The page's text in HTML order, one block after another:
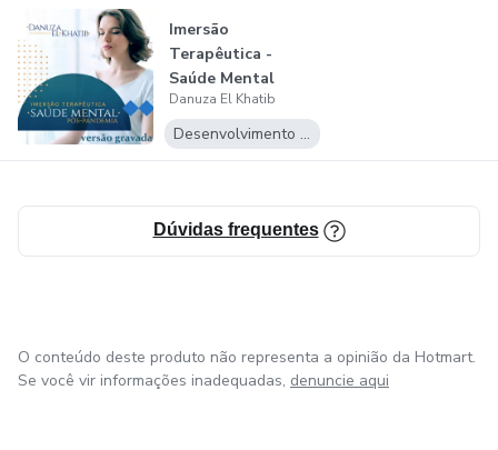
Imersão
Terapêutica -
Saúde Mental
Danuza El Khatib
Desenvolvimento Pessoal
Dúvidas frequentes
O conteúdo deste produto não representa a opinião da Hotmart.
Se você vir informações inadequadas, denuncie aqui